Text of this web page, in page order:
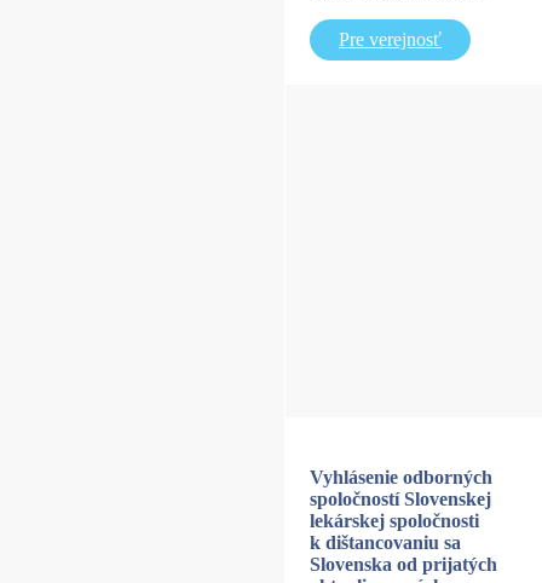
Pre verejnosť
Vyhlásenie odborných
spoločností Slovenskej
lekárskej spoločnosti
k dištancovaniu sa
Slovenska od prijatých